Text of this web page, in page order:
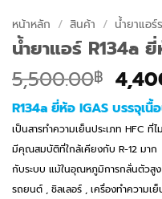
หน้าหลัก / สินค้า / น้ำยาแอ
น้ำยาแอร์ R134a
5,500.00฿
was:
R134a ยี่ห้อ IGAS บรรจุเนื้
เป็นสารทำความเย็นประเภท HFC
มีคุณสมบัติที่ใกล้เคียงกับ R-12 มา
กับระบบ แม้ในอุณหภูมิการกลั่นตัวสูง
รถยนต์ , ชิลเลอร์ , เครื่องทำความเ